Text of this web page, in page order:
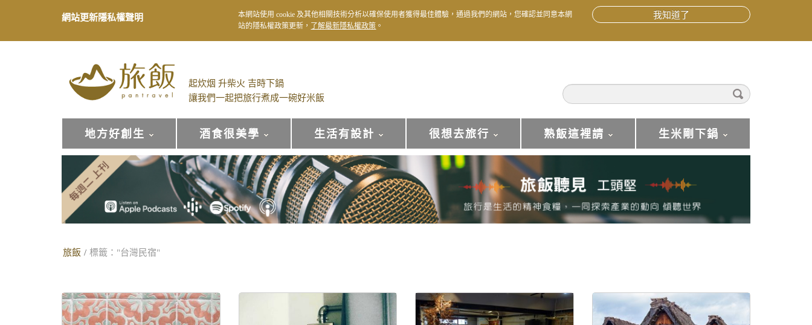
起炊烟 升柴火 吉時下鍋
讓我們一起把旅行煮成一碗好米飯
地方好創生 酒食很美學 生活有設計 很想去旅行 熟飯這裡請 生米剛下鍋
旅飯 / 標籤："台灣民宿"
網站更新隱私權聲明
本網站使用 cookie 及其他相關技術分析以確保使用者獲得最佳體驗，通過我們的網站，您確認並同意本網
站的隱私權政策更新，
了解最新隱私權政策 。
我知道了